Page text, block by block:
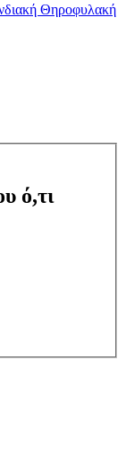
Θηροφυλακή
ό,τι